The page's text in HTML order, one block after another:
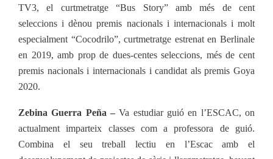
TV3, el curtmetratge “Bus Story” amb més de cent
seleccions i dènou premis nacionals i internacionals i molt
especialment “Cocodrilo”, curtmetratge estrenat en Berlinale
en 2019, amb prop de dues-centes seleccions, més de cent
premis nacionals i internacionals i candidat als premis Goya
2020.
Zebina Guerra Peña – Va estudiar guió en l’ESCAC, on
actualment imparteix classes com a professora de guió.
Combina el seu treball lectiu en l’Escac amb el